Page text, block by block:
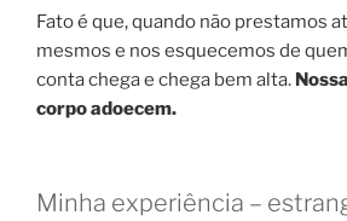
Fato é que, quando não prestamos
mesmos e nos esquecemos de
conta chega e chega bem alta.
corpo adoecem.
Minha experiência –